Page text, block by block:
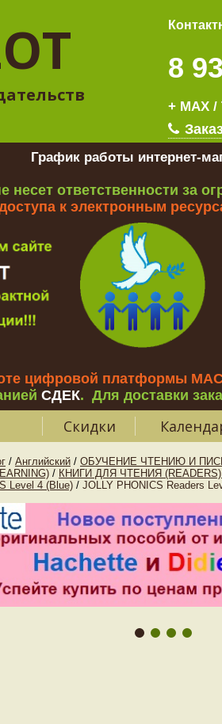
8
+ MAX /
работы интернет-
несет ответственности за
к электронным
цифровой платформы
СДЕК. Для доставки
Скидки
/ Английский / ОБУЧЕНИЕ ЧТЕНИЮ И
/ КНИГИ ДЛЯ ЧТЕНИЯ
Level 4 (Blue) / JOLLY PHONICS Readers